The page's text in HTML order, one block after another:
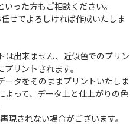
った方もご相談ください。
せでよろしければ作成いたしま
は出来ません、近似色でのプリン
リントされます。
ータをそのままプリントいたしま
って、データ上と仕上がりの色
されない場合がございます。